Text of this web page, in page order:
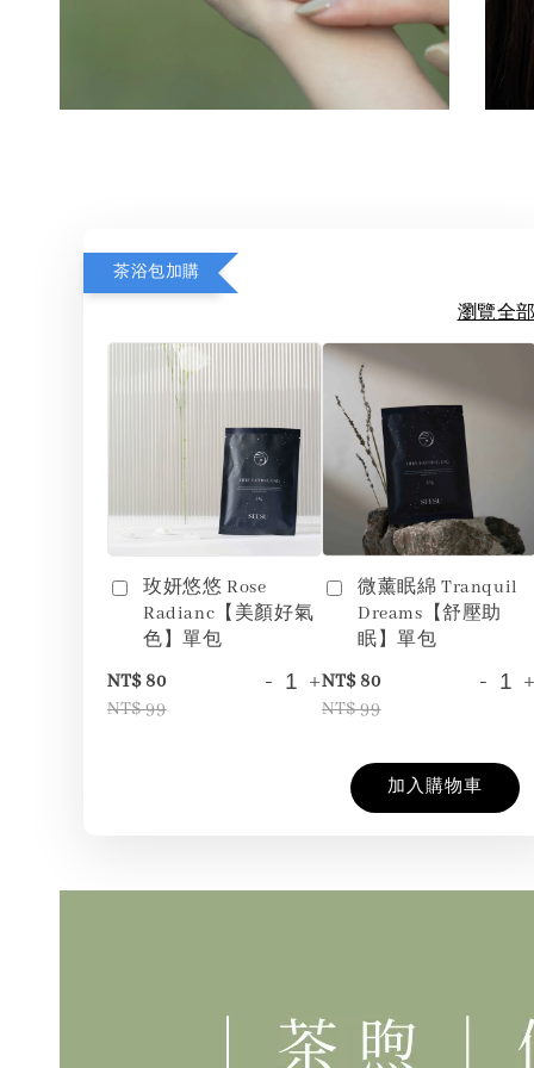
茶浴包加購
瀏覽全
玫妍悠悠 Rose
Radianc【美顏好氣
色】單包
NT$ 80
NT$ 99
- +
微薰眠綿 Tranquil
Dreams【舒壓助
眠】單包
NT$ 80
NT$ 99
-
加入購物車